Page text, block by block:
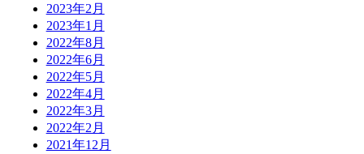
2023年2月
2023年1月
2022年8月
2022年6月
2022年5月
2022年4月
2022年3月
2022年2月
2021年12月